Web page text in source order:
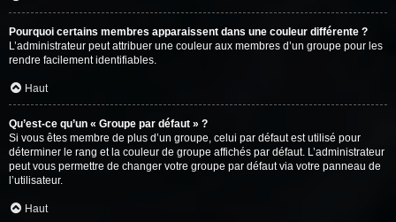
Pourquoi certains membres apparaissent dans une couleur différente ?
L’administrateur peut attribuer une couleur aux membres d’un groupe pour les
rendre facilement identifiables.
Haut
Qu’est-ce qu’un « Groupe par défaut » ?
Si vous êtes membre de plus d’un groupe, celui par défaut est utilisé pour
déterminer le rang et la couleur de groupe affichés par défaut. L’administrateur
peut vous permettre de changer votre groupe par défaut via votre panneau de
l’utilisateur.
Haut